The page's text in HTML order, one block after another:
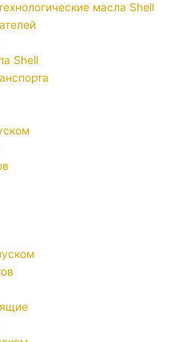
масла Shell
Shell